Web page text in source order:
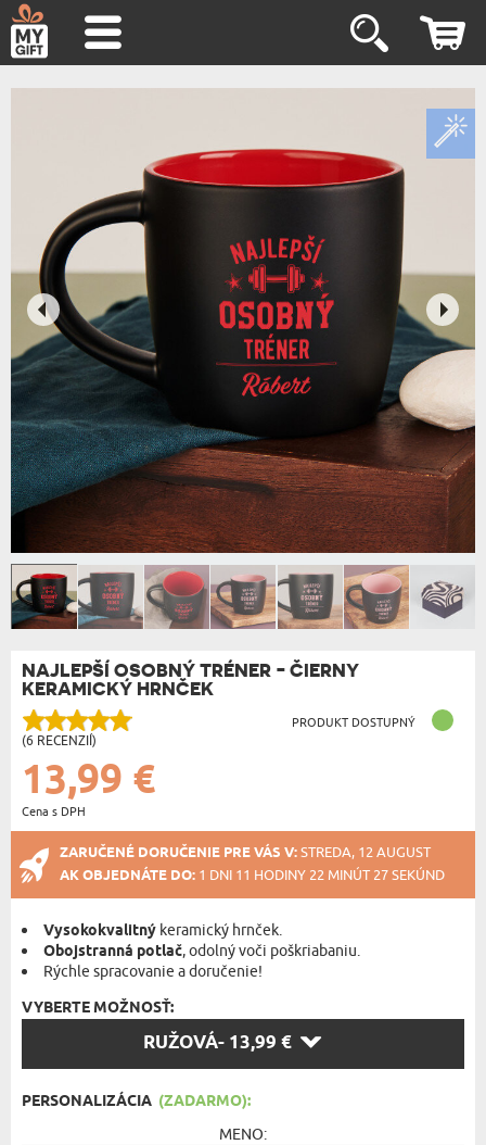
NAJLEPŠÍ OSOBNÝ TRÉNER - ČIERNY
KERAMICKÝ HRNČEK
(6 RECENZIÍ)
PRODUKT DOSTUPNÝ
13,99 €
Cena s DPH
ZARUČENÉ DORUČENIE PRE VÁS V:STREDA, 12 AUGUST
AK OBJEDNÁTE DO: 1 DNI 11 HODINY 22 MINÚT 27 SEKÚND
Vysokokvalitný keramický hrnček.
Obojstranná potlač, odolný voči poškriabaniu.
Rýchle spracovanie a doručenie!
VYBERTE MOŽNOSŤ:
RUŽOVÁ- 13,99 €
PERSONALIZÁCIA (ZADARMO):
MENO: